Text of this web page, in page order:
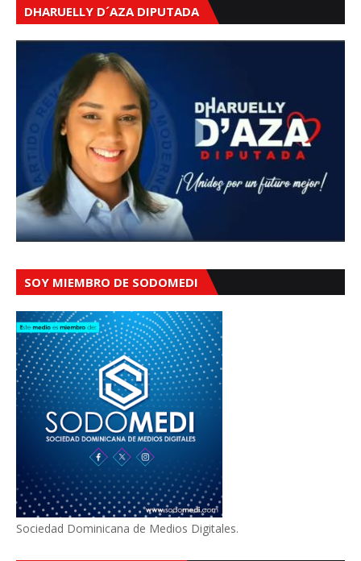
DHARUELLY D´AZA DIPUTADA
SOY MIEMBRO DE SODOMEDI
Sociedad Dominicana de Medios Digitales.